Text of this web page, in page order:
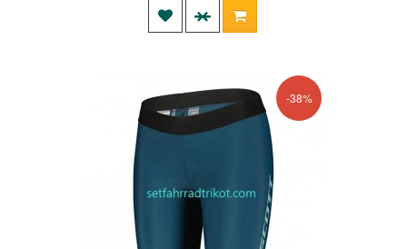
-38%